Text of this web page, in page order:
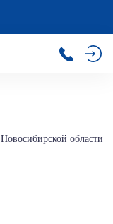
области